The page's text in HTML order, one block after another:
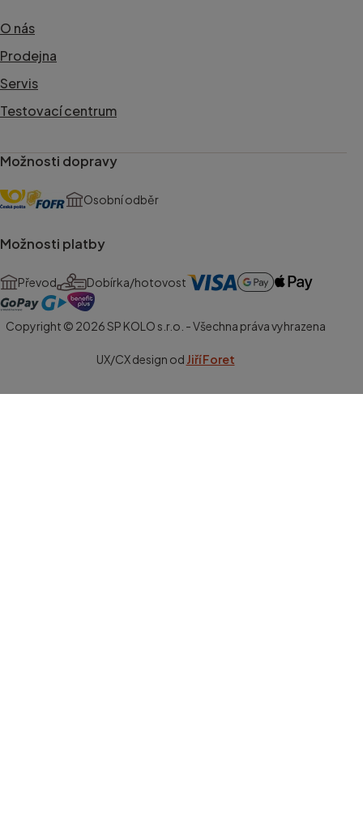
O nás
Prodejna
Servis
Testovací centrum
Možnosti dopravy
Osobní odběr
Možnosti platby
Převod Dobírka/hotovost
Copyright © 2026 SP KOLO s.r.o. - Všechna práva vyhrazena
UX/CX design od Jiří Foret